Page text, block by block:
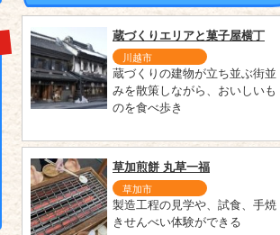
蔵づくりエリアと菓子屋横丁
川越市
蔵づくりの建物が立ち並ぶ街並
みを散策しながら、おいしいも
のを食べ歩き
草加煎餅 丸草一福
草加市
製造工程の見学や、試食、手焼
きせんべい体験ができる